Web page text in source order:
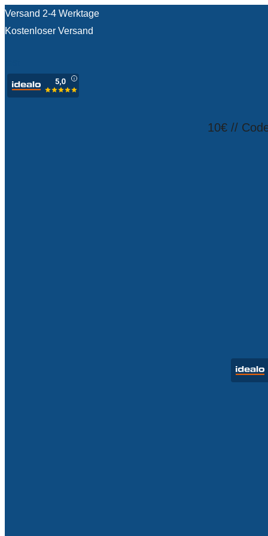
Versand 2-4 Werktage
Kostenloser Versand
10€ //